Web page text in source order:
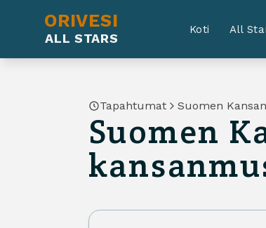
ORIVESI
ALL STARS
Koti All
Tapahtumat Suomen
Suomen